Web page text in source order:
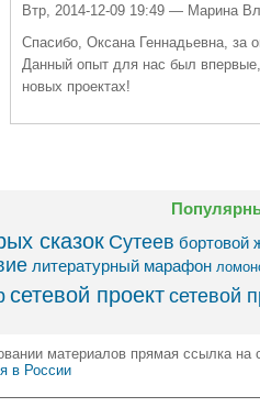
Втр, 2014-12-09 19:49 — Марина
Спасибо, Оксана Геннадьевна, за
Данный опыт для нас был впервые,
новых проектах!
сказок Сутеев бортовой
литературный марафон
сетевой проект сетевой
материалов прямая ссылка на
в России